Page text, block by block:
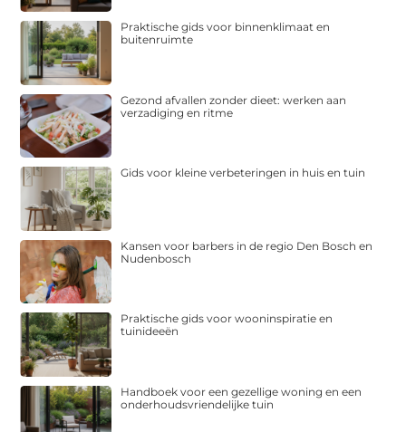
Praktische gids voor binnenklimaat en
buitenruimte
Gezond afvallen zonder dieet: werken aan
verzadiging en ritme
Gids voor kleine verbeteringen in huis en tuin
Kansen voor barbers in de regio Den Bosch en
Nudenbosch
Praktische gids voor wooninspiratie en
tuinideeën
Handboek voor een gezellige woning en een
onderhoudsvriendelijke tuin